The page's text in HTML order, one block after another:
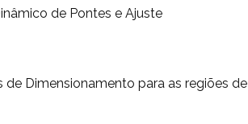
de Pontes e Ajuste
Dimensionamento para as regiões de